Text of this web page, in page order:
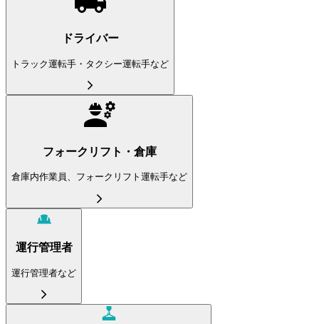
ドライバー
トラック運転手・タクシー運転手など
フォークリフト・倉庫
倉庫内作業員、フォークリフト運転手など
運行管理者
運行管理者など